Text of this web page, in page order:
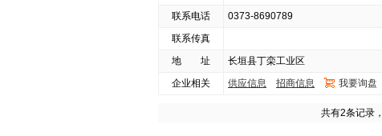
联系电话
0373-8690789
联系传真
地 址
长垣县丁栾工业区
企业相关
供应信息 招商信息 我要询盘
共有2条记录